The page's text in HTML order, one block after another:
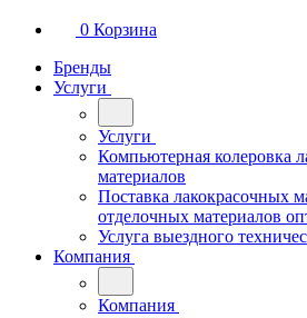
0 Корзина
Бренды
Услуги
Услуги
Компьютерная колеровка
материалов
Поставка лакокрасочных
отделочных материалов
Услуга выездного
Компания
Компания